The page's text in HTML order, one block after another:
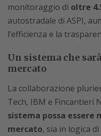
monitoraggio di oltre
autostradale di ASPI,
l’efficienza e la
Un sistema che
mercato
La collaborazione
Tech, IBM e Fincantieri
sistema possa essere
mercato, sia in logica